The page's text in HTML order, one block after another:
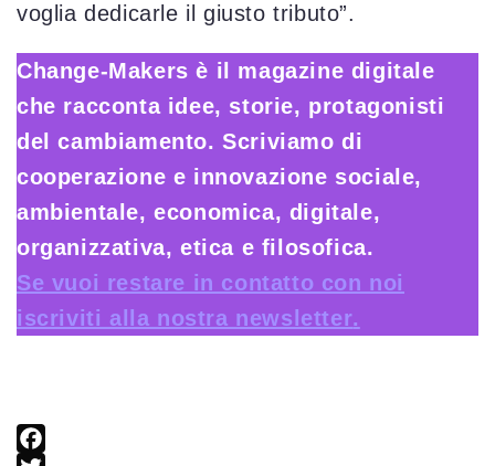
voglia dedicarle il giusto tributo”.
Change-Makers è il magazine digitale
che racconta idee, storie, protagonisti
del cambiamento. Scriviamo di
cooperazione e innovazione sociale,
ambientale, economica, digitale,
organizzativa, etica e filosofica.
Se vuoi restare in contatto con noi
iscriviti alla nostra newsletter.